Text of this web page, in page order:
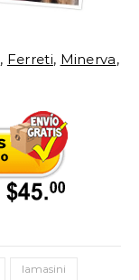
, Ferreti, Minerva,
lamasini